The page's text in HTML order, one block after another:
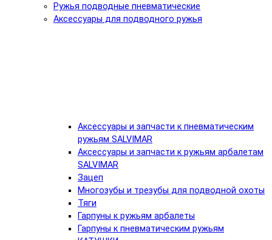
Ружья подводные пневматические
Аксессуары для подводного ружья
Аксессуары и запчасти к пневматическим
ружьям SALVIMAR
Аксессуары и запчасти к ружьям арбалетам
SALVIMAR
Зацеп
Многозубы и трезубы для подводной охоты
Тяги
Гарпуны к ружьям арбалеты
Гарпуны к пневматическим ружьям